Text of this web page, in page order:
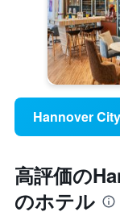
Hannover
高評価の
のホテル